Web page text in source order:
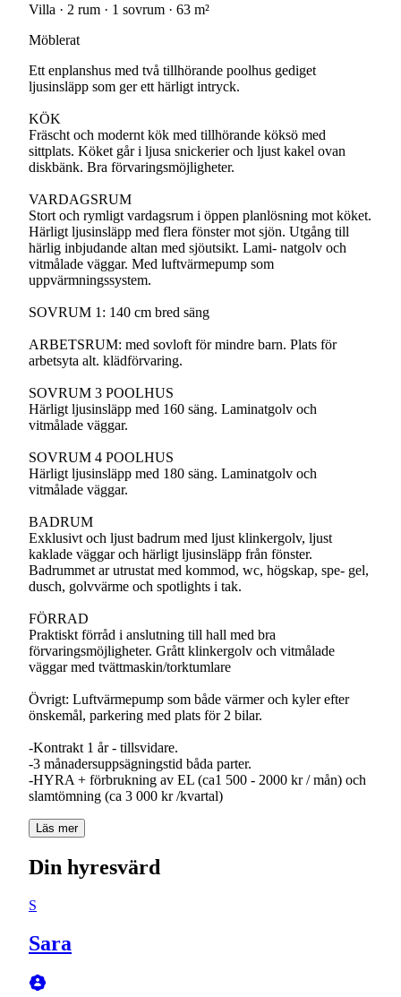
Villa · 2 rum · 1 sovrum · 63 m²
Möblerat
Ett enplanshus med två tillhörande poolhus gediget
ljusinsläpp som ger ett härligt intryck.
KÖK
Fräscht och modernt kök med tillhörande köksö med
sittplats. Köket går i ljusa snickerier och ljust kakel ovan
diskbänk. Bra förvaringsmöjligheter.
VARDAGSRUM
Stort och rymligt vardagsrum i öppen planlösning mot köket.
Härligt ljusinsläpp med flera fönster mot sjön. Utgång till
härlig inbjudande altan med sjöutsikt. Lami- natgolv och
vitmålade väggar. Med luftvärmepump som
uppvärmningssystem.
SOVRUM 1: 140 cm bred säng
ARBETSRUM: med sovloft för mindre barn. Plats för
arbetsyta alt. klädförvaring.
SOVRUM 3 POOLHUS
Härligt ljusinsläpp med 160 säng. Laminatgolv och
vitmålade väggar.
SOVRUM 4 POOLHUS
Härligt ljusinsläpp med 180 säng. Laminatgolv och
vitmålade väggar.
BADRUM
Exklusivt och ljust badrum med ljust klinkergolv, ljust
kaklade väggar och härligt ljusinsläpp från fönster.
Badrummet ar utrustat med kommod, wc, högskap, spe- gel,
dusch, golvvärme och spotlights i tak.
FÖRRAD
Praktiskt förråd i anslutning till hall med bra
förvaringsmöjligheter. Grått klinkergolv och vitmålade
väggar med tvättmaskin/torktumlare
Övrigt: Luftvärmepump som både värmer och kyler efter
önskemål, parkering med plats för 2 bilar.
-Kontrakt 1 år - tillsvidare.
-3 månadersuppsägningstid båda parter.
-HYRA + förbrukning av EL (ca1 500 - 2000 kr / mån) och
slamtömning (ca 3 000 kr /kvartal)
Läs mer
Din hyresvärd
S
Sara